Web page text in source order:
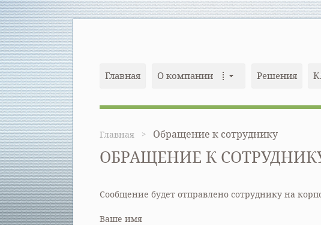
Главная О компании Решения
Главная Обращение к сотруднику
ОБРАЩЕНИЕ К
Сообщение будет отправлено сотруднику на
Ваше имя